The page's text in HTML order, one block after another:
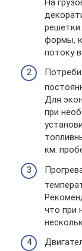
На
формы,
потоку
Для
при
км.
что при